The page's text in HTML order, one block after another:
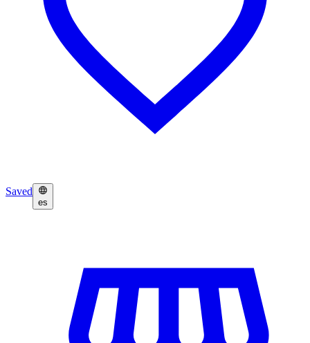
Saved
es